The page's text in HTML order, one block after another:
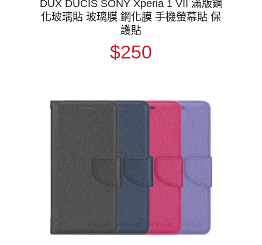
DUX DUCIS SONY Xperia 1 VII 滿版鋼
化玻璃貼 玻璃膜 鋼化膜 手機螢幕貼 保
護貼
$250